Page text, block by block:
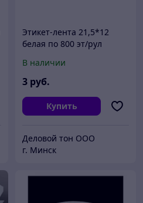
Этикет-лента 21,5*12
белая по 800 эт/рул
В наличии
3 руб.
Купить
Деловой тон ООО
г. Минск